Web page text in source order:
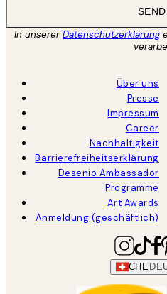
In unsererDatenschutzerklärung
Über uns
Presse
Impressum
Career
Nachhaltigkeit
Barrierefreiheitserklärung
Desenio Ambassador
Programme
Art Awards
Anmeldung (geschäftlich)
CHE